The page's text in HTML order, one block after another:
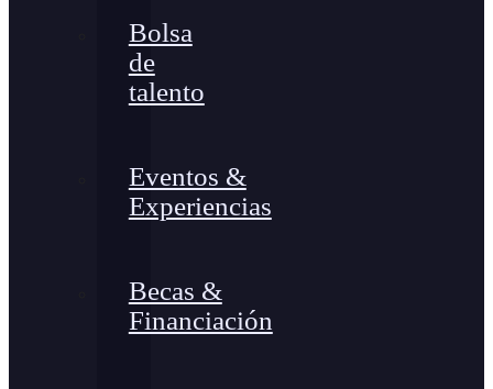
Bolsa
de
talento
Eventos &
Experiencias
Becas &
Financiación